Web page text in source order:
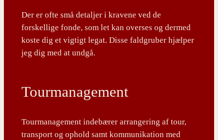
Der er ofte små detaljer i kravene ved de
forskellige fonde, som let kan overses og dermed
koste dig et vigtigt legat. Disse faldgruber hjælper
jeg dig med at undgå.
Tourmanagement
Tourmanagement indebærer arrangering af tour,
transport og ophold samt kommunikation med